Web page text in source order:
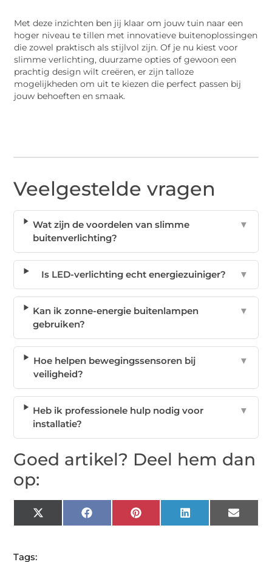
Met deze inzichten ben jij klaar om jouw tuin naar een
hoger niveau te tillen met innovatieve buitenoplossingen
die zowel praktisch als stijlvol zijn. Of je nu kiest voor
slimme verlichting, duurzame opties of gewoon een
prachtig design wilt creëren, er zijn talloze
mogelijkheden om uit te kiezen die perfect passen bij
jouw behoeften en smaak.
Veelgestelde vragen
Wat zijn de voordelen van slimme
buitenverlichting?
▼
Is LED-verlichting echt energiezuiniger? ▼
Kan ik zonne-energie buitenlampen
gebruiken?
▼
Hoe helpen bewegingssensoren bij
veiligheid?
▼
Heb ik professionele hulp nodig voor
installatie?
▼
Goed artikel? Deel hem dan
op:
X
(Twitter)
Facebook Pinterest LinkedIn Email
Tags: